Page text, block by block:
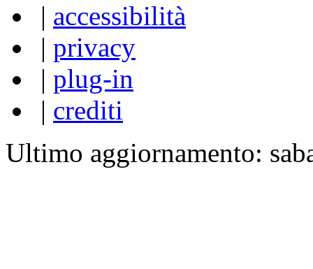
| accessibilità
| privacy
| plug-in
| crediti
Ultimo aggiornamento: